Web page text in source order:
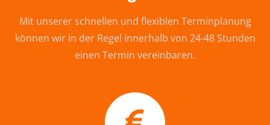
Mit unserer schnellen und flexiblen Terminplanung
können wir in der Regel innerhalb von 24-48 Stunden
einen Termin vereinbaren.